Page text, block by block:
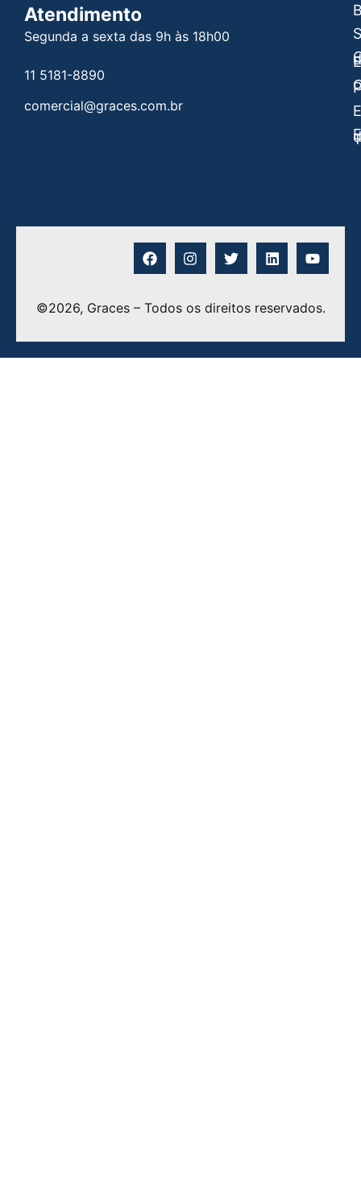
Atendimento
Segunda a sexta das 9h às 18h00
11 5181-8890
comercial@graces.com.br
©2026, Graces – Todos os direitos reservados.